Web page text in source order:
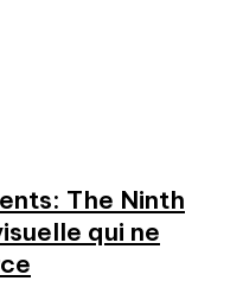
The Ninth
qui ne